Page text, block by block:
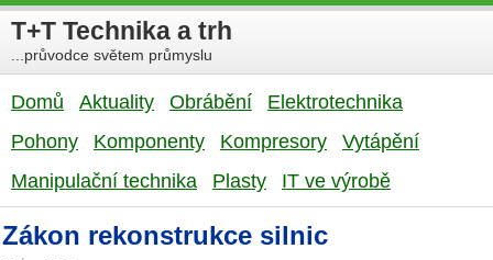
T+T Technika a trh
...průvodce světem průmyslu
Domů Aktuality Obrábění
Elektrotechnika
Pohony
Komponenty Kompresory
Vytápění
Manipulační technika
Plasty IT ve výrobě
Zákon rekonstrukce silnic